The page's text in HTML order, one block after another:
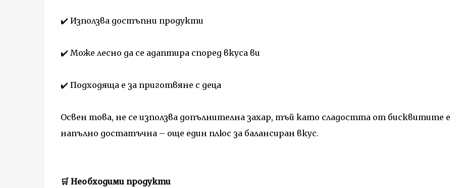
✔️ Използва достъпни продукти
✔️ Може лесно да се адаптира според вкуса ви
✔️ Подходяща е за приготвяне с деца
Освен това, не се използва допълнителна захар, тъй като сладостта от бисквитите е
напълно достатъчна – още един плюс за балансиран вкус.
🛒 Необходими продукти